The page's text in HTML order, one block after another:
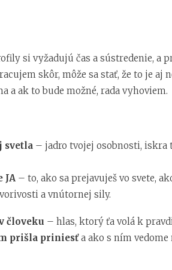
si vyžadujú čas a sústredenie, a
skôr, môže sa stať, že to je aj
ak to bude možné, rada vyhoviem.
svetla – jadro tvojej osobnosti,
JA – to, ako sa prejavuješ vo svete,
a vnútornej sily.
človeku – hlas, ktorý ťa volá k
prišla priniesťa ako s ním vedome